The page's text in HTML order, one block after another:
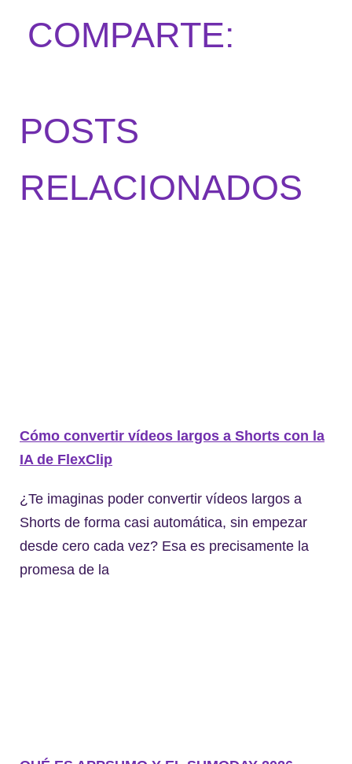
COMPARTE:
POSTS
RELACIONADOS
Cómo convertir vídeos largos a Shorts con la
IA de FlexClip
¿Te imaginas poder convertir vídeos largos a
Shorts de forma casi automática, sin empezar
desde cero cada vez? Esa es precisamente la
promesa de la